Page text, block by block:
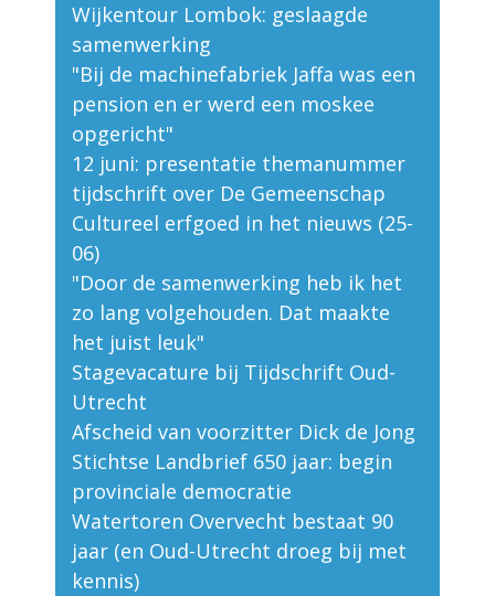
Wijkentour Lombok: geslaagde
samenwerking
"Bij de machinefabriek Jaffa was een
pension en er werd een moskee
opgericht"
12 juni: presentatie themanummer
tijdschrift over De Gemeenschap
Cultureel erfgoed in het nieuws (25-
06)
"Door de samenwerking heb ik het
zo lang volgehouden. Dat maakte
het juist leuk"
Stagevacature bij Tijdschrift Oud-
Utrecht
Afscheid van voorzitter Dick de Jong
Stichtse Landbrief 650 jaar: begin
provinciale democratie
Watertoren Overvecht bestaat 90
jaar (en Oud-Utrecht droeg bij met
kennis)